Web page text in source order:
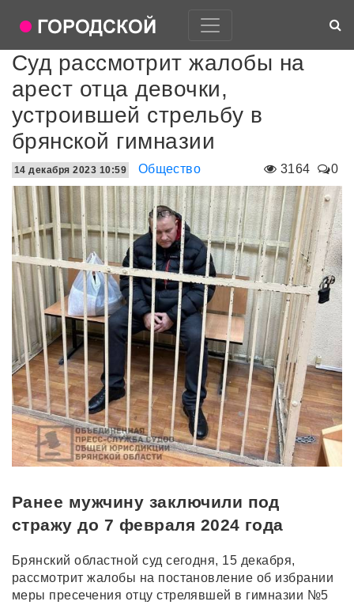
Суд рассмотрит жалобы на
арест отца девочки,
устроившей стрельбу в
брянской гимназии
3164 0
14 декабря 2023 10:59 Общество
Ранее мужчину заключили под
стражу до 7 февраля 2024 года
Брянский областной суд сегодня, 15 декабря,
рассмотрит жалобы на постановление об избрании
меры пресечения отцу стрелявшей в гимназии №5